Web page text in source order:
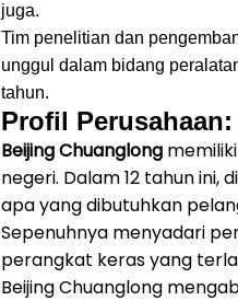
juga.
Tim penelitian dan
unggul dalam bidang
tahun.
Profil Perusahaan:
Beijing Chuanglong
negeri. Dalam 12 tahun ini,
apa yang dibutuhkan
Sepenuhnya menyadari
perangkat keras yang
Beijing Chuanglong